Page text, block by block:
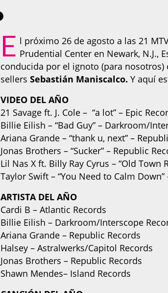
E l próximo 26 de agosto a las 21
Prudential Center en Newark, N.J.,
conducida por el ignoto (para
sellersSebastián Maniscalco.Y aquí
VIDEO DEL AÑO
21 Savage ft. J. Cole – “a lot” – Epic
Billie Eilish – “Bad Guy” – Darkroom/
Ariana Grande – “thank u, next” –
Jonas Brothers – “Sucker” – Republic
Lil Nas X ft. Billy Ray Cyrus – “Old Town
Taylor Swift – “You Need to Calm
ARTISTA DEL AÑO
Cardi B – Atlantic Records
Billie Eilish – Darkroom/Interscope
Ariana Grande – Republic Records
Halsey – Astralwerks/Capitol Records
Jonas Brothers – Republic Records
Shawn Mendes– Island Records